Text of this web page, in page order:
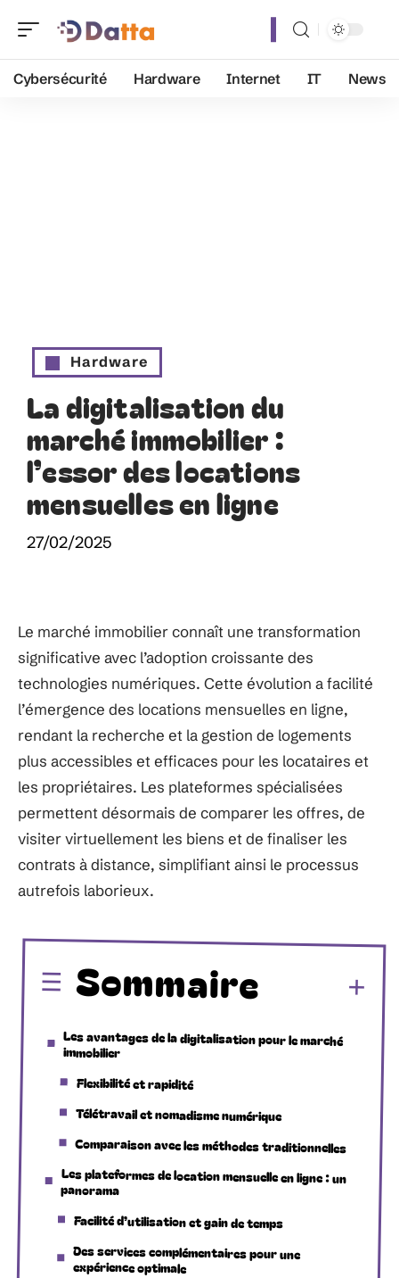
Cybersécurité Hardware Internet IT News
Hardware
La digitalisation du
marché immobilier :
l’essor des locations
mensuelles en ligne
27/02/2025
Le marché immobilier connaît une transformation
significative avec l’adoption croissante des
technologies numériques. Cette évolution a facilité
l’émergence des locations mensuelles en ligne,
rendant la recherche et la gestion de logements
plus accessibles et efficaces pour les locataires et
les propriétaires. Les plateformes spécialisées
permettent désormais de comparer les offres, de
visiter virtuellement les biens et de finaliser les
contrats à distance, simplifiant ainsi le processus
autrefois laborieux.
Sommaire
Les avantages de la digitalisation pour le marché
immobilier
Flexibilité et rapidité
Télétravail et nomadisme numérique
Comparaison avec les méthodes traditionnelles
Les plateformes de location mensuelle en ligne : un
panorama
Facilité d’utilisation et gain de temps
Des services complémentaires pour une
expérience optimale